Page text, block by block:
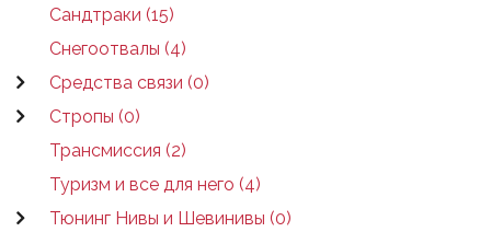
Сандтраки (15)
Снегоотвалы (4)
Средства связи (0)
Стропы (0)
Трансмиссия (2)
Туризм и все для него (4)
Тюнинг Нивы и Шевинивы (0)